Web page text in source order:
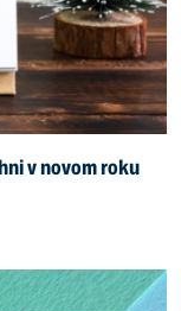
v novom roku